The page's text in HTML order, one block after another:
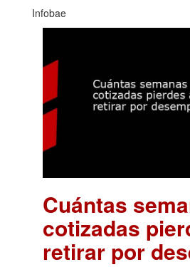
Infobae
Cuántas
cotizadas
retirar por